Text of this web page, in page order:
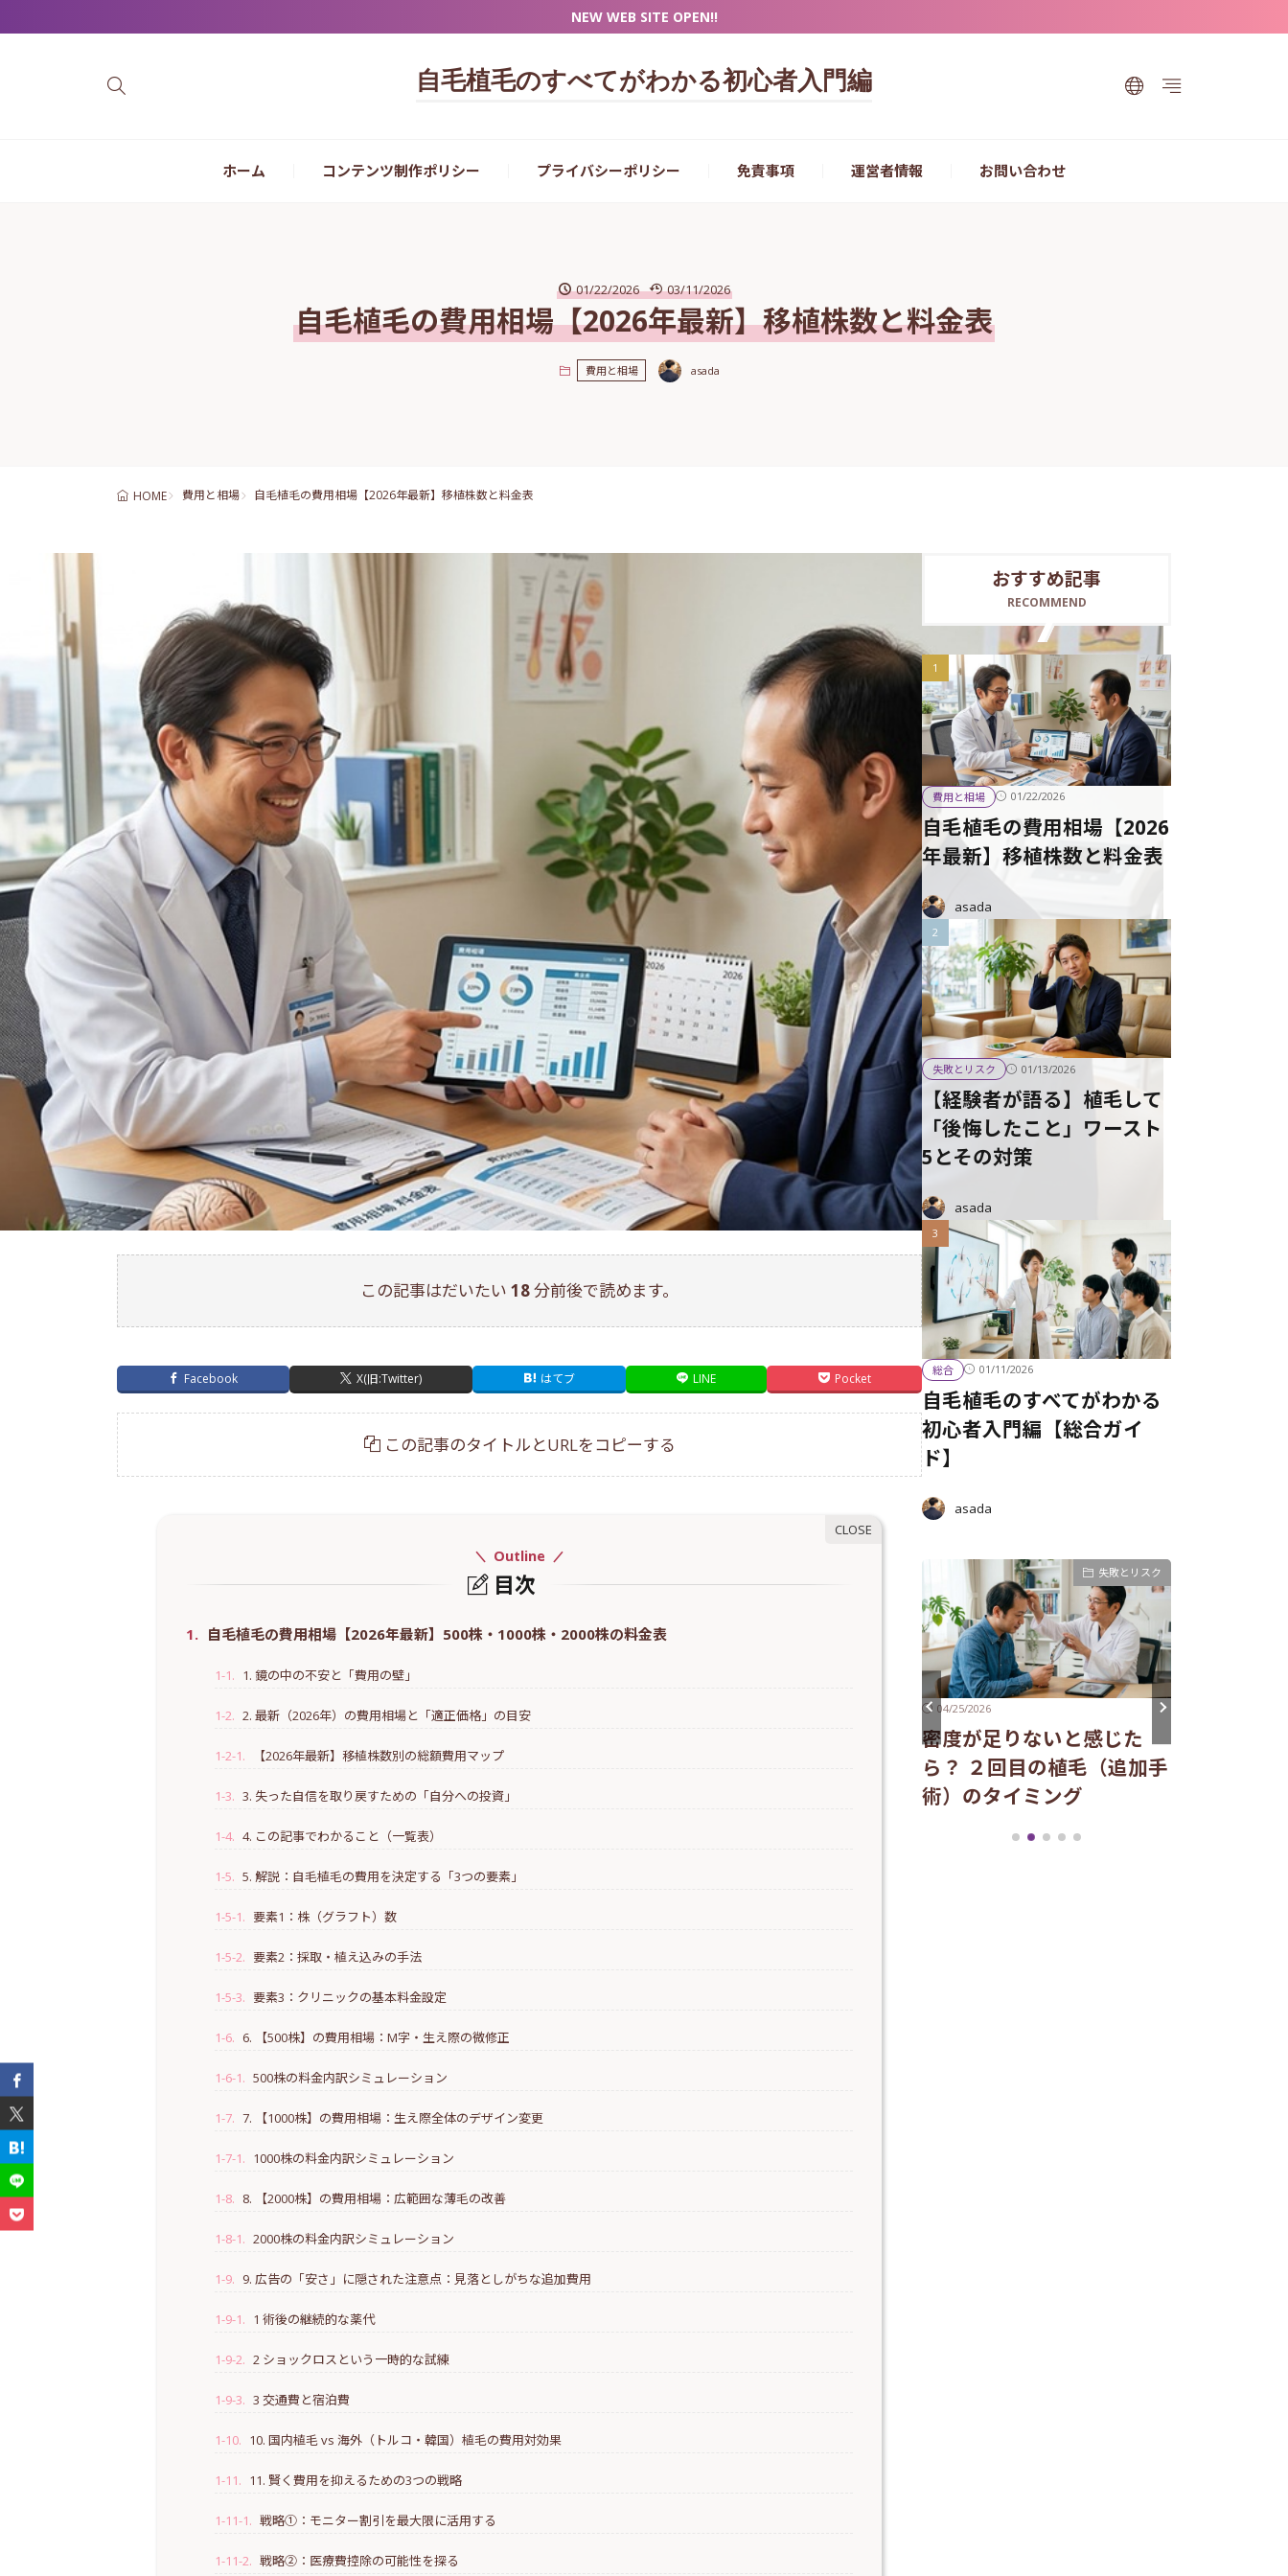
NEW WEB SITE OPEN!!
自毛植毛のすべてがわかる初心者入門編
ホーム コンテンツ制作ポリシー プライバシーポリシー 免責事項 運営者情報 お問い合わせ
01/22/2026 03/11/2026
自毛植毛の費用相場【2026年最新】移植株数と料金表
費用と相場 asada
HOME 費用と相場 自毛植毛の費用相場【2026年最新】移植株数と料金表
この記事はだいたい 18分前後で読めます。
Facebook X(旧:Twitter) はてブ LINE Pocket
この記事のタイトルとURLをコピーする
目次
Outline
1. 自毛植毛の費用相場【2026年最新】500株・1000株・2000株の料金表
1-1. 1. 鏡の中の不安と「費用の壁」
1-2. 2. 最新（2026年）の費用相場と「適正価格」の目安
1-2-1. 【2026年最新】移植株数別の総額費用マップ
1-3. 3. 失った自信を取り戻すための「自分への投資」
1-4. 4. この記事でわかること（一覧表）
1-5. 5. 解説：自毛植毛の費用を決定する「3つの要素」
1-5-1. 要素1：株（グラフト）数
1-5-2. 要素2：採取・植え込みの手法
1-5-3. 要素3：クリニックの基本料金設定
1-6. 6. 【500株】の費用相場：M字・生え際の微修正
1-6-1. 500株の料金内訳シミュレーション
1-7. 7. 【1000株】の費用相場：生え際全体のデザイン変更
1-7-1. 1000株の料金内訳シミュレーション
1-8. 8. 【2000株】の費用相場：広範囲な薄毛の改善
1-8-1. 2000株の料金内訳シミュレーション
1-9. 9. 広告の「安さ」に隠された注意点：見落としがちな追加費用
1-9-1. 1 術後の継続的な薬代
1-9-2. 2 ショックロスという一時的な試練
1-9-3. 3 交通費と宿泊費
1-10. 10. 国内植毛 vs 海外（トルコ・韓国）植毛の費用対効果
1-11. 11. 賢く費用を抑えるための3つの戦略
1-11-1. 戦略①：モニター割引を最大限に活用する
1-11-2. 戦略②：医療費控除の可能性を探る
おすすめ記事
RECOMMEND
費用と相場 01/22/2026
自毛植毛の費用相場【2026
年最新】移植株数と料金表
asada
失敗とリスク 01/13/2026
【経験者が語る】植毛して
「後悔したこと」ワースト
5とその対策
asada
総合 01/11/2026
自毛植毛のすべてがわかる
初心者入門編【総合ガイ
ド】
asada
下げて小顔に見せる「ヘア
ライン矯正」
失敗とリスク
04/25/2026
密度が足りないと感じた
ら？ ２回目の植毛（追加手
術）のタイミング